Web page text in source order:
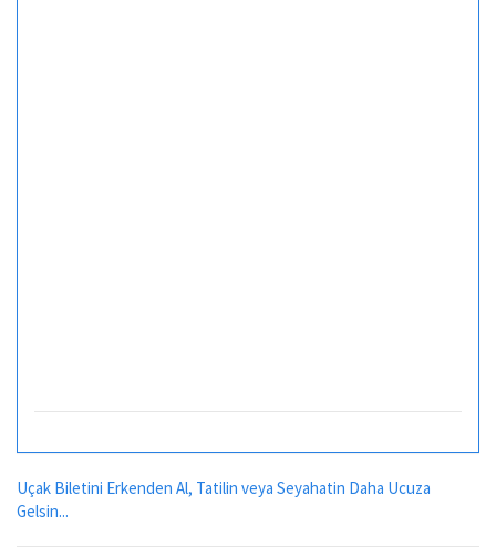
Uçak Biletini Erkenden Al, Tatilin veya Seyahatin Daha Ucuza
Gelsin...